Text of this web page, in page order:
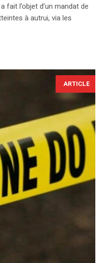
fait l’objet d’un mandat de
à autrui, via les
ARTICLE